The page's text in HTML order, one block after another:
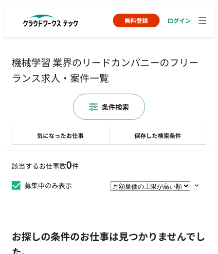
無料登録 ログイン
機械学習 業界のリードカンパニーのフリー
ランス求人・案件一覧
該当するお仕事数0件
募集中のみ表示
お探しの条件のお仕事は見つかりませんでし
気になったお仕事 保存した検索条件
条件検索